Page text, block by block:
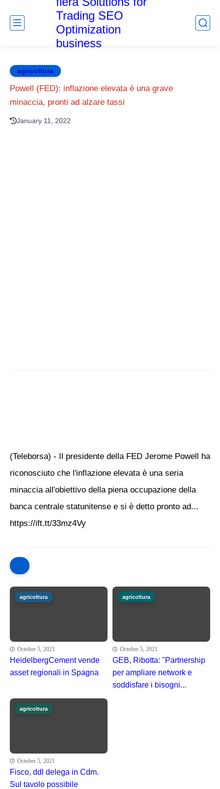
Trading SEO
Optimization
business
agricoltura
Powell (FED): inflazione elevata è una grave
minaccia, pronti ad alzare tassi
January 11, 2022
(Teleborsa) - Il presidente della FED Jerome Powell ha
riconosciuto che l'inflazione elevata è una seria
minaccia all'obiettivo della piena occupazione della
banca centrale statunitense e si è detto pronto ad...
https://ift.tt/33mz4Vy
agricoltura
October 5, 2021
HeidelbergCement vende
asset regionali in Spagna
agricoltura
October 5, 2021
GEB, Ribotta: "Partnership
per ampliare network e
soddisfare i bisogni...
agricoltura
October 5, 2021
Fisco, ddl delega in Cdm.
Sul tavolo possibile